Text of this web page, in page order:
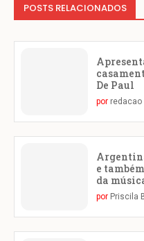
POSTS RELACIONADOS
De Paul
por redacao
e
da
por Priscila